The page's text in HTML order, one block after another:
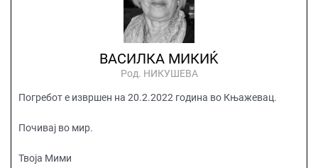
ВАСИЛКА МИКИЌ
Род. НИКУШЕВА
Погребот е извршен на 20.2.2022 година во Књажевац.
Почивај во мир.
Твоја Мими